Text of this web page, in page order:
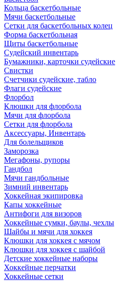
Кольца баскетбольные
Мячи баскетбольные
Сетки для баскетбольных колец
Форма баскетбольная
Щиты баскетбольные
Судейский инвентарь
Бумажники, карточки судейские
Свистки
Счетчики судейские, табло
Флаги судейские
Флорбол
Клюшки для флорбола
Мячи для флорбола
Сетки для флорбола
Аксессуары, Инвентарь
Для болельщиков
Заморозка
Мегафоны, рупоры
Гандбол
Мячи гандбольные
Зимний инвентарь
Хоккейная экипировка
Капы хоккейные
Антифоги для визоров
Хоккейные сумки, баулы, чехлы
Шайбы и мячи для хоккея
Клюшки для хоккея с мячом
Клюшки для хоккея с шайбой
Детские хоккейные наборы
Хоккейные перчатки
Хоккейные сетки